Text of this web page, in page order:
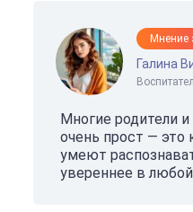
Мнение
Галина
Многие родители
очень прост —
умеют
увереннее в